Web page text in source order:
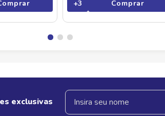
+3 Comprar
exclusivas